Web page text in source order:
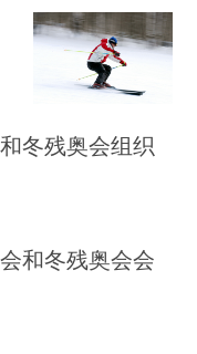
冬残奥会组织
和冬残奥会会